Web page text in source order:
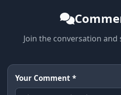
Join the conversation
Your Comment *